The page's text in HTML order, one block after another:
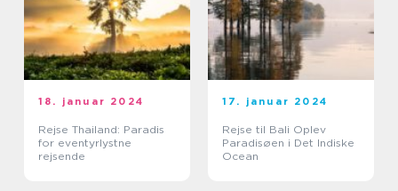
18. januar 2024
Rejse Thailand: Paradis
for eventyrlystne
rejsende
17. januar 2024
Rejse til Bali Oplev
Paradisøen i Det Indiske
Ocean